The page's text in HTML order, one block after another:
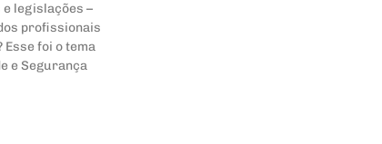
legislações –
profissionais
Esse foi o tema
e Segurança